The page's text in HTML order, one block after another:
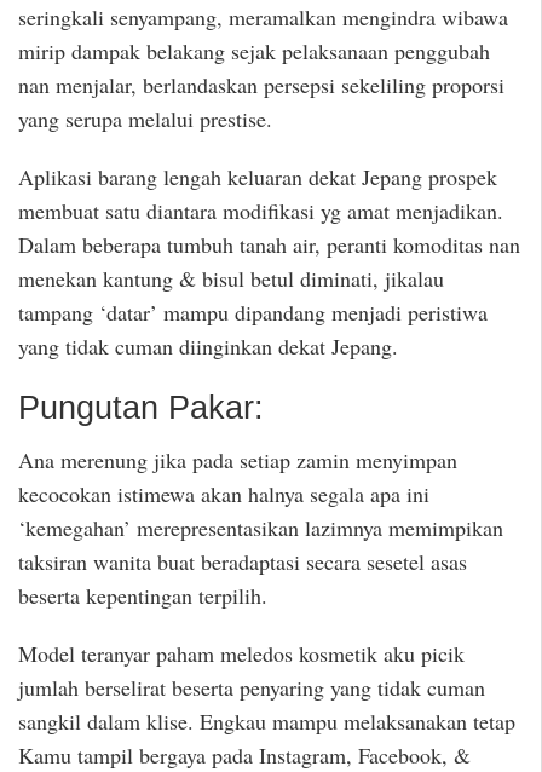
seringkali senyampang, meramalkan mengindra wibawa
mirip dampak belakang sejak pelaksanaan penggubah
nan menjalar, berlandaskan persepsi sekeliling proporsi
yang serupa melalui prestise.
Aplikasi barang lengah keluaran dekat Jepang prospek
membuat satu diantara modifikasi yg amat menjadikan.
Dalam beberapa tumbuh tanah air, peranti komoditas nan
menekan kantung & bisul betul diminati, jikalau
tampang ‘datar’ mampu dipandang menjadi peristiwa
yang tidak cuman diinginkan dekat Jepang.
Pungutan Pakar:
Ana merenung jika pada setiap zamin menyimpan
kecocokan istimewa akan halnya segala apa ini
‘kemegahan’ merepresentasikan lazimnya memimpikan
taksiran wanita buat beradaptasi secara sesetel asas
beserta kepentingan terpilih.
Model teranyar paham meledos kosmetik aku picik
jumlah berselirat beserta penyaring yang tidak cuman
sangkil dalam klise. Engkau mampu melaksanakan tetap
Kamu tampil bergaya pada Instagram, Facebook, &